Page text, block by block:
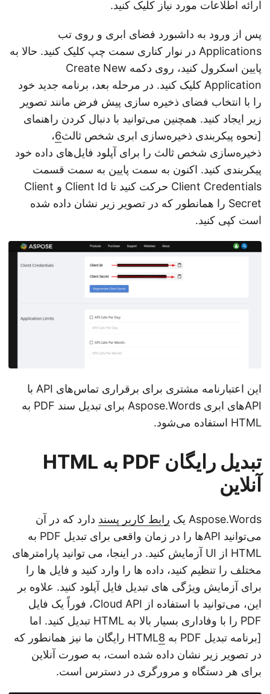
ارائه اطلاعات مورد نیاز کلیک کنید.
پس از ورود به داشبورد فضای ابری و روی تب
Applications در نوار کناری سمت چپ کلیک کنید. حالا به
پایین اسکرول کنید، روی دکمه Create New
Application کلیک کنید. در مرحله بعد، برنامه جدید خود
را با انتخاب فضای ذخیره سازی پیش فرض مانند تصویر
زیر ایجاد کنید. همچنین می‌توانید با دنبال کردن راهنمای
[نحوه پیکربندی ذخیره‌سازی ابری شخص ثالث6،
ذخیره‌سازی شخص ثالث را برای آپلود فایل‌های داده خود
پیکربندی کنید. اکنون به سمت پایین به سمت قسمت
Client Credentials حرکت کنید تا Client Id و Client
Secret را همانطور که در تصویر زیر نشان داده شده
است کپی کنید.
این اعتبارنامه مشتری برای برقراری تماس‌های API با
APIهای ابری Aspose.Words برای تبدیل سند PDF به
HTML استفاده می‌شود.
تبدیل رایگان PDF به HTML
آنلاین
Aspose.Words یک رابط کاربر پسنددارد که در آن
می‌توانید APIها را در زمان واقعی برای تبدیل PDF به
HTML از UI آزمایش کنید. در اینجا، می توانید پارامترهای
مختلف را تنظیم کنید، داده ها را وارد کنید و فایل ها را
برای آزمایش ویژگی های تبدیل فایل آپلود کنید. علاوه بر
این، می‌توانید با استفاده از Cloud API، فوراً یک فایل
PDF را با وفاداری بسیار بالا به HTML تبدیل کنید. اما
[برنامه تبدیل PDF به HTML
8
رایگان ما نیز همانطور که
در تصویر زیر نشان داده شده است، به صورت آنلاین
برای هر دستگاه و مرورگری در دسترس است.